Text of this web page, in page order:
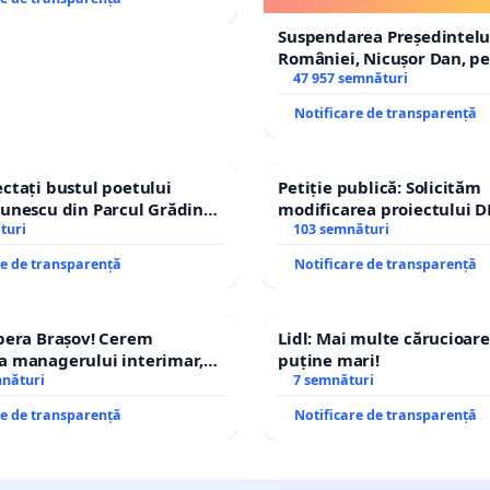
Bolnavilor de Cancer si Hepatita Giurgiu
Prader Willi din Romania si Asociatia Romana de Cancere
Nationala a Hemofilicilor din Romania
Diabeteam
T1D
pentru promovarea drepturilor pacienților cu diabet tip
fără bariere
Suspendarea
României, Nicușor Dan,
de funcție și
47 957 semnături
Notificare de transparență
bustul poetului
din Parcul Grădina
cenzurii culturale!
de transparență
Petiție publică: Solicităm
modificarea proiectului
– Hanu Conachi) prin
103 semnături
Notificare de transparență
Brașov! Cerem
managerului interimar,
Marius!
de transparență
Lidl: Mai multe
puține mari!
7 semnături
Notificare de transparență